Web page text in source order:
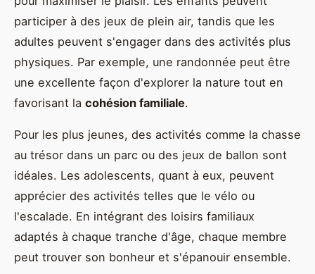
participer à des jeux de plein air, tandis que les
adultes peuvent s'engager dans des activités plus
physiques. Par exemple, une randonnée peut être
une excellente façon d'explorer la nature tout en
favorisant la cohésion familiale.
Pour les plus jeunes, des activités comme la chasse
au trésor dans un parc ou des jeux de ballon sont
idéales. Les adolescents, quant à eux, peuvent
apprécier des activités telles que le vélo ou
l'escalade. En intégrant des loisirs familiaux
adaptés à chaque tranche d'âge, chaque membre
peut trouver son bonheur et s'épanouir ensemble.